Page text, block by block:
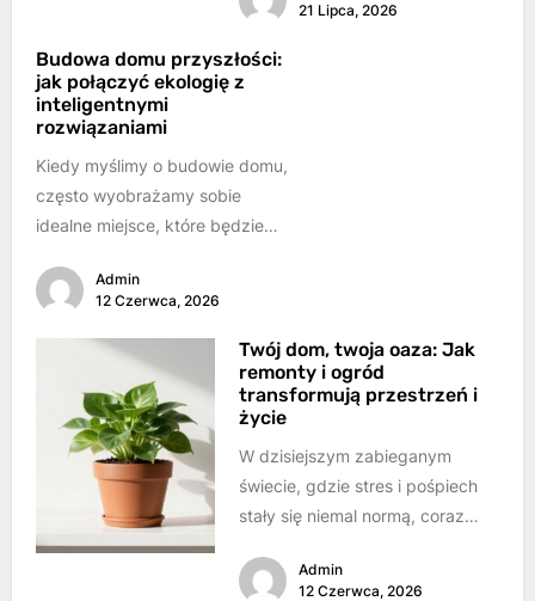
koparki, ładowarki, spycharki
czy dźwigi...
21 Lipca, 2026
Budowa domu przyszłości:
jak połączyć ekologię z
inteligentnymi
rozwiązaniami
Kiedy myślimy o budowie domu,
często wyobrażamy sobie
idealne miejsce, które będzie
przestrzenią do realizacji
marzeń. W...
Admin
12 Czerwca, 2026
Twój dom, twoja oaza: Jak
remonty i ogród
transformują przestrzeń i
życie
W dzisiejszym zabieganym
świecie, gdzie stres i pośpiech
stały się niemal normą, coraz
własnego azylu. Dom przestaje...
Admin
12 Czerwca, 2026